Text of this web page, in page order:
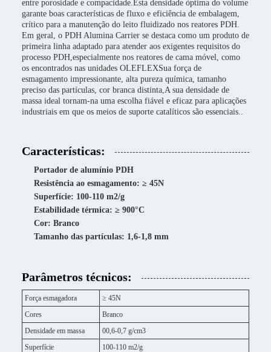
entre porosidade e compacidade.Esta densidade óptima do volume
garante boas características de fluxo e eficiência de embalagem,
crítico para a manutenção do leito fluidizado nos reatores PDH.
Em geral, o PDH Alumina Carrier se destaca como um produto de
primeira linha adaptado para atender aos exigentes requisitos do
processo PDH,especialmente nos reatores de cama móvel, como
os encontrados nas unidades OLEFLEXSua força de
esmagamento impressionante, alta pureza química, tamanho
preciso das partículas, cor branca distinta,A sua densidade de
massa ideal tornam-na uma escolha fiável e eficaz para aplicações
industriais em que os meios de suporte catalíticos são essenciais..
Características:
Portador de alumínio PDH
Resistência ao esmagamento: ≥ 45N
Superfície: 100-110 m2/g
Estabilidade térmica: ≥ 900°C
Cor: Branco
Tamanho das partículas: 1,6-1,8 mm
Parâmetros técnicos:
Força esmagadora
≥ 45N
Cores
Branco
Densidade em massa
00,6-0,7 g/cm3
Superfície
100-110 m2/g